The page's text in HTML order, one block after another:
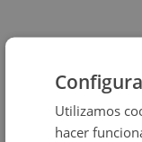
Utilizamos
hacer